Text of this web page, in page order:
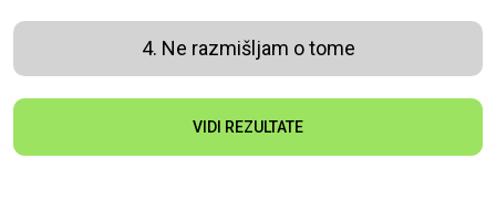
4. Ne razmišljam o tome
VIDI REZULTATE